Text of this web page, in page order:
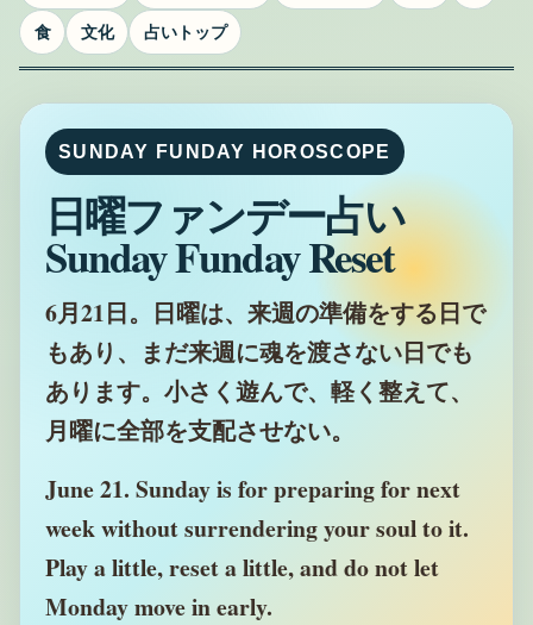
食 文化 占いトップ
SUNDAY FUNDAY HOROSCOPE
日曜ファンデー占い
Sunday Funday Reset
6月21日。日曜は、来週の準備をする日で
もあり、まだ来週に魂を渡さない日でも
あります。小さく遊んで、軽く整えて、
月曜に全部を支配させない。
June 21. Sunday is for preparing for next
week without surrendering your soul to it.
Play a little, reset a little, and do not let
Monday move in early.